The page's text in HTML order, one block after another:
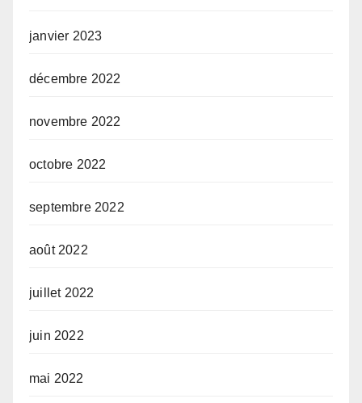
janvier 2023
décembre 2022
novembre 2022
octobre 2022
septembre 2022
août 2022
juillet 2022
juin 2022
mai 2022